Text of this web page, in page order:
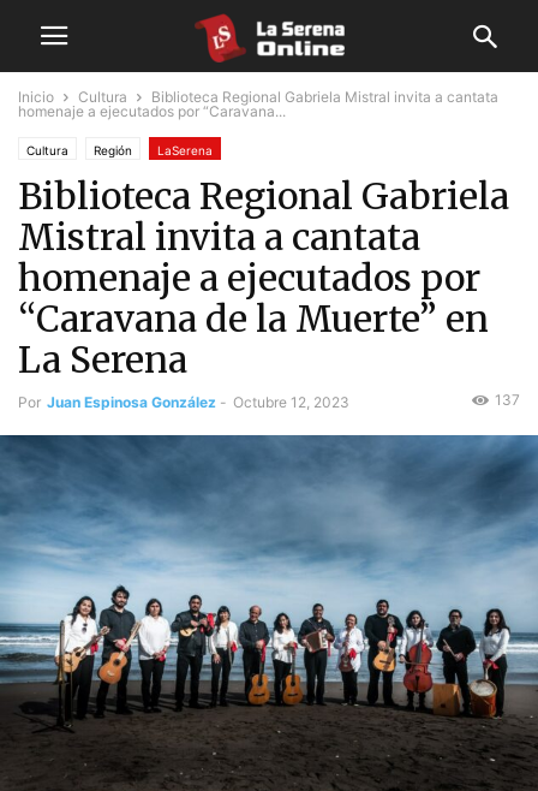
Inicio Cultura
Biblioteca Regional Gabriela Mistral invita a cantata
homenaje a ejecutados por “Caravana...
Cultura Región LaSerena
Biblioteca Regional Gabriela
Mistral invita a cantata
homenaje a ejecutados por
“Caravana de la Muerte” en
La Serena
Por Juan Espinosa González - Octubre 12, 2023 137